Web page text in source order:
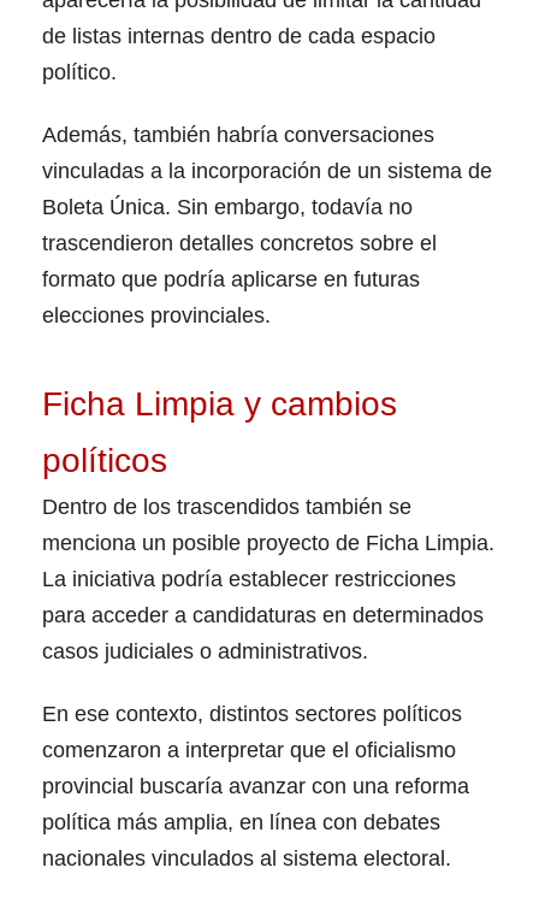
de listas internas dentro de cada espacio
político.
Además, también habría conversaciones
vinculadas a la incorporación de un sistema de
Boleta Única. Sin embargo, todavía no
trascendieron detalles concretos sobre el
formato que podría aplicarse en futuras
elecciones provinciales.
Ficha Limpia y cambios
políticos
Dentro de los trascendidos también se
menciona un posible proyecto de Ficha Limpia.
La iniciativa podría establecer restricciones
para acceder a candidaturas en determinados
casos judiciales o administrativos.
En ese contexto, distintos sectores políticos
comenzaron a interpretar que el oficialismo
provincial buscaría avanzar con una reforma
política más amplia, en línea con debates
nacionales vinculados al sistema electoral.